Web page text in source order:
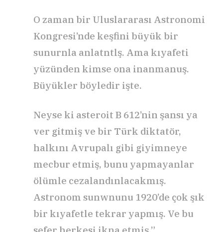
O zaman bir Uluslararası Astronomi
Kongresi’nde keşfini büyük bir
sunurnla anlatntlş. Ama kıyafeti
yüzünden kimse ona inanmanuş.
Büyükler böyledir işte.
Neyse ki asteroit B 612’nin şansı ya
ver gitmiş ve bir Türk diktatör,
halkını Avrupalı gibi giyimneye
mecbur etmiş, bunu yapmayanlar
ölümle cezalandınlacakmış.
Astronom sunwnunu 1920’de çok şık
bir kıyafetle tekrar yapmış. Ve bu